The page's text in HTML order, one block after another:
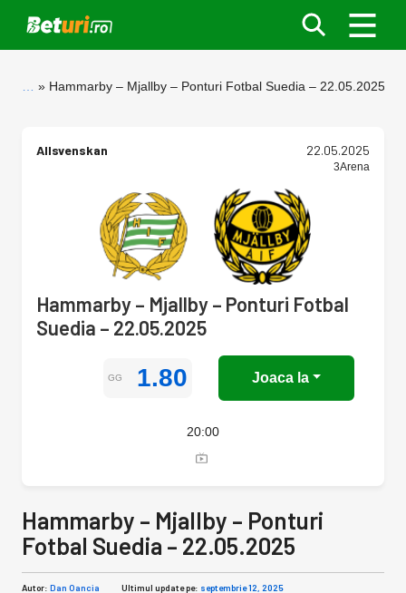
Hammarby – Mjallby – Ponturi Fotbal Suedia – 22.05.2025
Allsvenskan 22.05.2025
3Arena
Hammarby – Mjallby – Ponturi Fotbal
Suedia – 22.05.2025
GG 1.80 Joaca la
20:00
Hammarby – Mjallby – Ponturi
Fotbal Suedia – 22.05.2025
Autor: Dan Oancia Ultimul update pe: septembrie 12, 2025